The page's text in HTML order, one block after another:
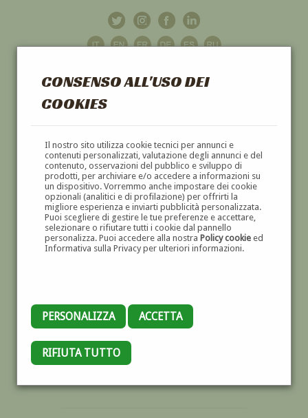
CONSENSO ALL'USO DEI
COOKIES
Il nostro sito utilizza cookie tecnici per annunci e
contenuti personalizzati, valutazione degli annunci e del
contenuto, osservazioni del pubblico e sviluppo di
prodotti, per archiviare e/o accedere a informazioni su
un dispositivo. Vorremmo anche impostare dei cookie
opzionali (analitici e di profilazione) per offrirti la
migliore esperienza e inviarti pubblicità personalizzata.
Puoi scegliere di gestire le tue preferenze e accettare,
selezionare o rifiutare tutti i cookie dal pannello
personalizza. Puoi accedere alla nostra Policy cookieed
Informativa sulla Privacy per ulteriori informazioni.
PERSONALIZZA ACCETTA
RIFIUTA TUTTO
GALLERIAD'ARTE
DIPINTI E SCULTURE '800 E '900